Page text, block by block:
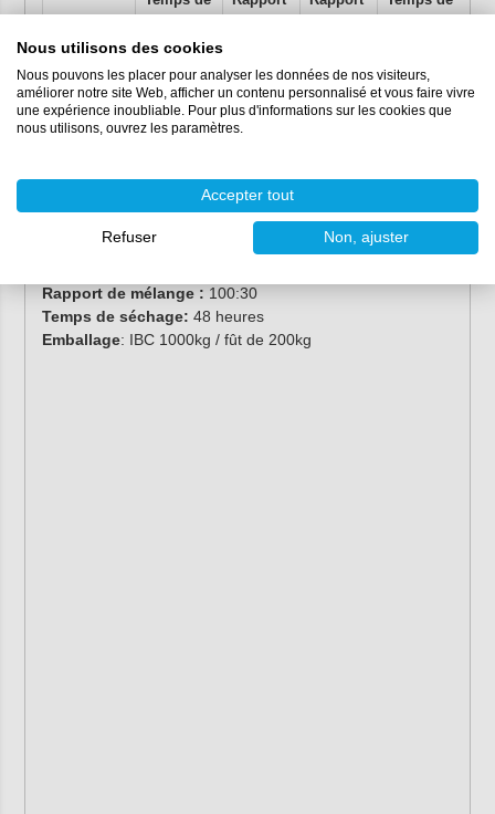
Résine
RIMR935
100g /
20°C
Poids Volume
Après
durcissement
Marque :Westlake
Rapport de mélange : 100:30
Temps de séchage: 48 heures
Emballage: IBC 1000kg / fût de 200kg
Nous utilisons des cookies
Nous pouvons les placer pour analyser les données de nos visiteurs,
améliorer notre site Web, afficher un contenu personnalisé et vous faire vivre
une expérience inoubliable. Pour plus d'informations sur les cookies que
nous utilisons, ouvrez les paramètres.
Accepter tout
Refuser Non, ajuster